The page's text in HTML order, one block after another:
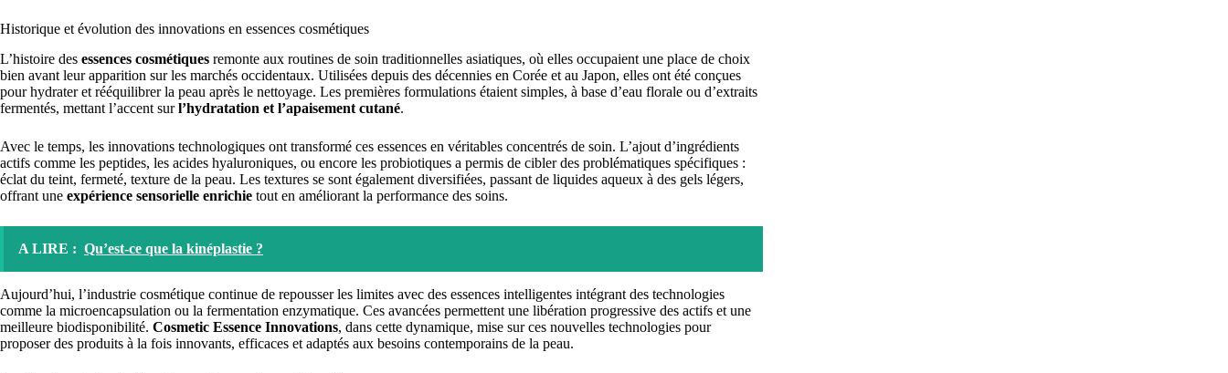
Historique et évolution des innovations en essences cosmétiques
L’histoire des essences cosmétiques remonte aux routines de soin traditionnelles asiatiques, où elles occupaient une place de choix
bien avant leur apparition sur les marchés occidentaux. Utilisées depuis des décennies en Corée et au Japon, elles ont été conçues
pour hydrater et rééquilibrer la peau après le nettoyage. Les premières formulations étaient simples, à base d’eau florale ou d’extraits
fermentés, mettant l’accent surl’hydratation et l’apaisement cutané.
Avec le temps, les innovations technologiques ont transformé ces essences en véritables concentrés de soin. L’ajout d’ingrédients
actifs comme les peptides, les acides hyaluroniques, ou encore les probiotiques a permis de cibler des problématiques spécifiques :
éclat du teint, fermeté, texture de la peau. Les textures se sont également diversifiées, passant de liquides aqueux à des gels légers,
offrant une expérience sensorielle enrichie tout en améliorant la performance des soins.
A LIRE : Qu’est-ce que la kinéplastie ?
Aujourd’hui, l’industrie cosmétique continue de repousser les limites avec des essences intelligentes intégrant des technologies
comme la microencapsulation ou la fermentation enzymatique. Ces avancées permettent une libération progressive des actifs et une
meilleure biodisponibilité. Cosmetic Essence Innovations, dans cette dynamique, mise sur ces nouvelles technologies pour
proposer des produits à la fois innovants, efficaces et adaptés aux besoins contemporains de la peau.